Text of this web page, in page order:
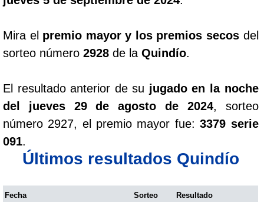
Mira el premio mayor y los premios secosdel
sorteo número 2928 de la Quindío.
El resultado anterior de su jugado en la noche
del jueves 29 de agosto de 2024, sorteo
número 2927, el premio mayor fue:3379 serie
091.
Últimos resultados Quindío
Fecha Sorteo Resultado